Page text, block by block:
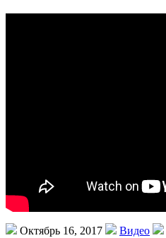
Октябрь 16, 2017 Видео